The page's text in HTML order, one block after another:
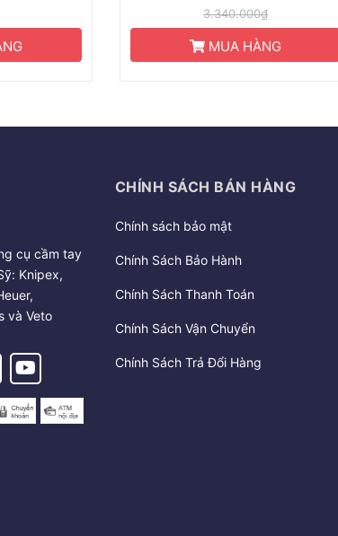
MUA HÀNG
cụ cầm tay
Knipex,
và Veto
CHÍNH SÁCH BÁN HÀNG
Chính sách bảo mật
Chính Sách Bảo Hành
Chính Sách Thanh Toán
Chính Sách Vận Chuyển
Chính Sách Trả Đổi Hàng